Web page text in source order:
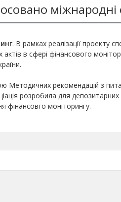
міжнародні
. В рамках реалізації проекту
в сфері фінансового
Методичних рекомендацій з
розробила для
фінансовго моніторингу.